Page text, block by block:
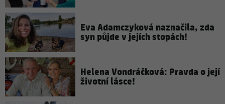
Eva Adamczyková naznačila, zda
syn půjde v jejích stopách!
Helena Vondráčková: Pravda o její
životní lásce!